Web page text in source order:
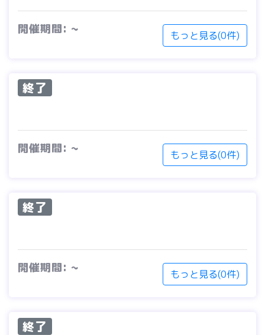
開催期間: ~ もっと見る(0件)
終了
開催期間: ~ もっと見る(0件)
終了
開催期間: ~ もっと見る(0件)
終了